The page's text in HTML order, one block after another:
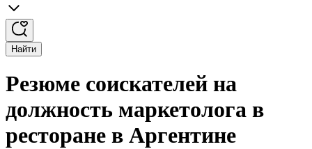
Найти
Резюме соискателей на
должность маркетолога в
ресторане в Аргентине